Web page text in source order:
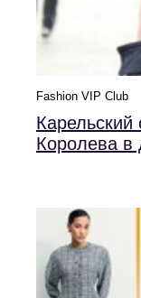
Fashion VIP Club
Королева в